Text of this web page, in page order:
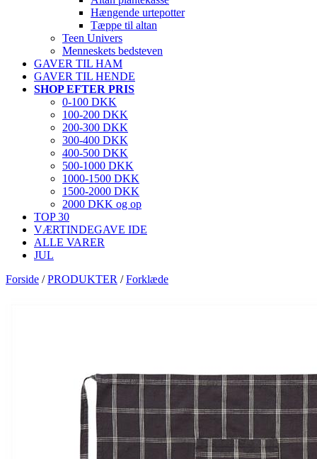
Hængende urtepotter
Tæppe til altan
Teen Univers
Menneskets bedsteven
GAVER TIL HAM
GAVER TIL HENDE
SHOP EFTER PRIS
0-100 DKK
100-200 DKK
200-300 DKK
300-400 DKK
400-500 DKK
500-1000 DKK
1000-1500 DKK
1500-2000 DKK
2000 DKK og op
TOP 30
VÆRTINDEGAVE IDE
ALLE VARER
JUL
Forside /PRODUKTER /Forklæde